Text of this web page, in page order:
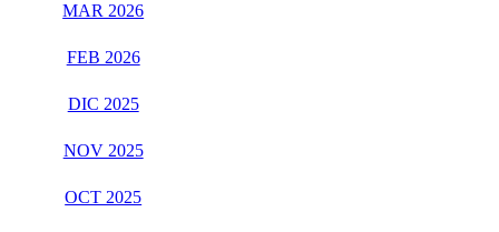
MAR 2026
FEB 2026
DIC 2025
NOV 2025
OCT 2025